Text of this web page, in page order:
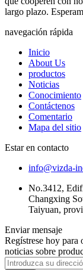
largo plazo.
navegación rápida
Inicio
About Us
productos
Noticias
Conocimiento
Contáctenos
Comentario
Mapa del sitio
Estar en contacto
info@vizda-
No.3412,
Changxing
Taiyuan,
Enviar mensaje
Regístrese hoy para
noticias sobre